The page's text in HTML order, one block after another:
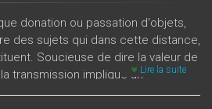
donation ou passation d'objets,
des sujets qui dans cette distance,
Soucieuse de dire la valeur de
transmission implique un
rendu possible par ce que nous
Lire la suite